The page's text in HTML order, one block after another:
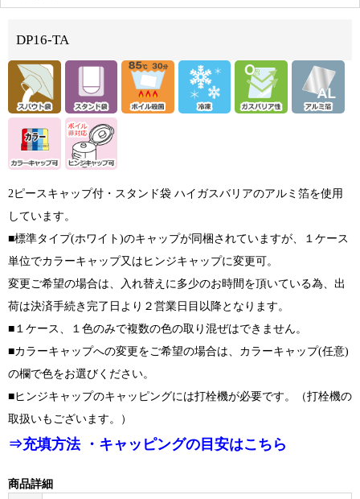
DP16-TA
2ピースキャップ付・スタンド袋 ハイガスバリアのアルミ箔を使用
しています。
■標準タイプ(ホワイト)のキャップが同梱されていますが、１ケース
単位でカラーキャップ又はヒンジキャップに変更可。
変更ご希望の場合は、入れ替えに多少のお時間を頂いている為、出
荷は決済手続き完了日より２営業日目以降となります。
■１ケース、１色のみで複数の色の取り混ぜはできません。
■カラーキャップへの変更をご希望の場合は、カラーキャップ(任意)
の欄で色をお選びください。
■ヒンジキャップのキャッピングには打栓機が必要です。（打栓機の
取扱いもございます。）
⇒充填方法 ・キャッピングの目安はこちら
商品詳細